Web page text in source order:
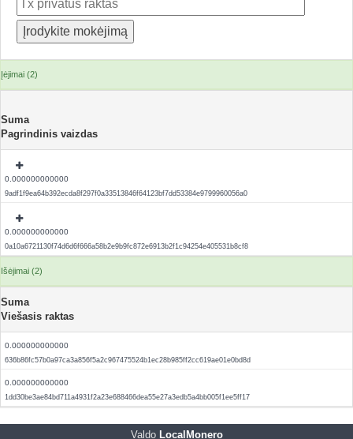
Įėjimai (2)
Suma
Pagrindinis vaizdas
0.000000000000
9adf1f9ea64b392ecda8f297f0a33513846f64123bf7dd53384e9799960056a0
0.000000000000
0a10a6721130f74d6d6f666a58b2e9b9fc872e6913b2f1c94254e405531b8cf8
Išėjimai (2)
Suma
Viešasis raktas
0.000000000000
636b86fc57b0a97ca3a856f5a2c967475524b1ec28b985ff2cc619ae01e0bd8d
0.000000000000
1dd30be3ae84bd711a4931f2a23e688466dea55e27a3edb5a4bb005f1ee5ff17
ValdoLocalMonero